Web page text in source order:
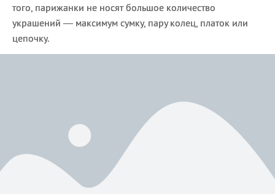
того, парижанки не носят большое количество
украшений — максимум сумку, пару колец, платок или
цепочку.